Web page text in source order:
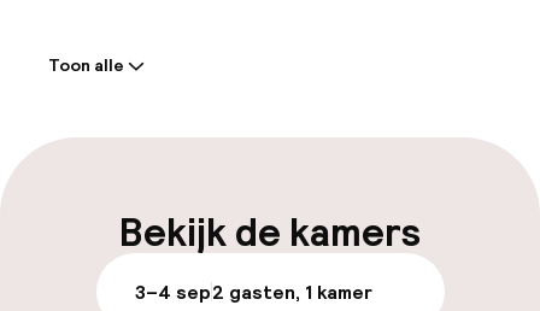
Meertalige medewerkers
Parkeren & mobiliteit
Toon alle
Bekijk de kamers
3–4 sep2 gasten, 1 kamer